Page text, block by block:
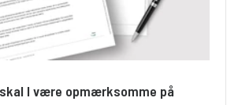
I være opmærksomme på